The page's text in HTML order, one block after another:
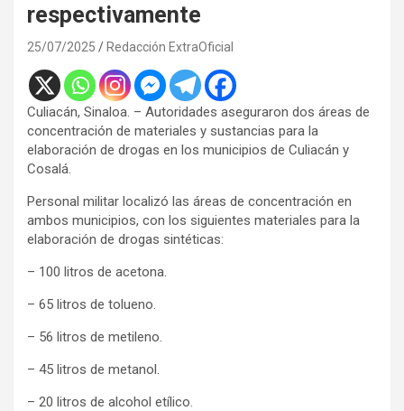
respectivamente
25/07/2025 Redacción ExtraOficial
Culiacán, Sinaloa. – Autoridades aseguraron dos áreas de
concentración de materiales y sustancias para la
elaboración de drogas en los municipios de Culiacán y
Cosalá.
Personal militar localizó las áreas de concentración en
ambos municipios, con los siguientes materiales para la
elaboración de drogas sintéticas:
– 100 litros de acetona.
– 65 litros de tolueno.
– 56 litros de metileno.
– 45 litros de metanol.
– 20 litros de alcohol etílico.